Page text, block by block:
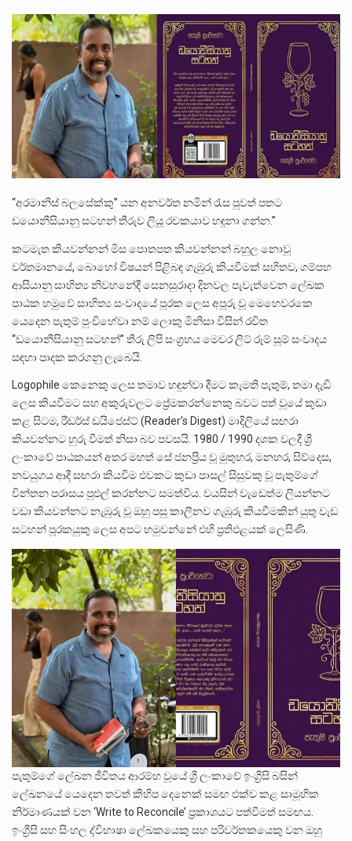
මේ, දන්නා හඳුනන ලියන්නකුගේ නන්නාඳුනන අඩවියක සැරිසරා ලද ආස්වාදනීය මොහොතක සිංහාවලෝකනයකි .කෙටි කවියක දිගු බර…
වත්මන් ආණ්ඩුවේ ප්‍රධාන පාර්ශවකරුවා වන ජනතා විමුක්ති පෙරමුණේ කාලයක පටන් තිබුණු ප්‍රධාන සටන් පාඨයක් වූවේ…
“අරමානිස් බලසේක්කු” යන අනවර්ත නමින් රැස පුවත් පතට
ඩයොනීසියානු සටහන් තීරුව ලියූ රචකයාව හඳුනා ගන්න.”
කටමැත කියවන්නන් මිස පොතපත කියවන්නන් බහුල නොවූ
වර්තමානයේ, බොහෝ විෂයන් පිළිබඳ ගැඹුරු කියවීමක් සහිතව, ගම්පහ
ආසියානු සාහිත්‍ය නිවහනේදී සෙනසුරාදා දිනවල පැවැත්වෙන ලේඛක
පාඨක හමුවේ සාහිත්‍ය සංවාදයේ පූරක ලෙස අපූරු වූ මෙහෙවරකෙ
යෙදෙන පැතුම් පුංචිහේවා නම් ලොකු මිනිසා විසින් රචිත
“ඩයොනීසියානු සටහන්” තීරු ලිපි සංග්‍රහය මෙවර ලිට් රූම් සූම් සංවාදය
සඳහා පාදක කරගනු ලැබෙයි.
Logophile කෙනෙකු ලෙස තමාව හඳුන්වා දීමට කැමති පැතුම්, තමා දැඩි
ලෙස කියවීමට සහ අකුරුවලට ප්‍රේමකරන්නෙකු බවට පත් වූයේ කුඩා
කළ සිටම, රීඩර්ස් ඩයිජෙස්ට් (Reader’s Digest) මාදිලියේ සඟරා
කියවන්නට හුරු වීමත් නිසා බව පවසයි. 1980 / 1990 දශක වලදී ශ්‍රී
ලංකාවේ පාඨකයන් අතර මහත් සේ ජනප්‍රිය වූ මුතුහර, මනහර, සිව්දෙස,
නවයුගය ආදී සඟරා කියවීම එවකට කුඩා පාසල් සිසුවකු වූ පැතුම්ගේ
චින්තන පරාසය පුළුල් කරන්නට සමත්විය. වයසින් වැඩෙත්ම ලියන්නට
වඩා කියවන්නට නැඹුරු වූ ඔහු පසු කාලීනව ගැඹුරු කියවීමකින් යුතු වැඩ
සටහන් පූරකයුකු ලෙස අපට හමුවන්නේ එහි ප්‍රතිඵළයක් ලෙසිණි.
පැතුම්ගේ ලේඛන ජීවිතය ආරම්භ වූයේ ශ්‍රී ලංකාවේ ඉංග්‍රීසි බසින්
ලේඛනයේ යෙදෙන තවත් කිහිප දෙනෙක් සමඟ එක්ව කළ සාමූහික
නිර්මාණයක් වන ‘Write to Reconcile’ ප්‍රකාශයට පත්වීමත් සමඟය.
ඉංග්‍රීසි සහ සිංහල ද්විභාෂා ලේඛකයෙකු සහ පරිවර්තකයෙකු වන ඔහු